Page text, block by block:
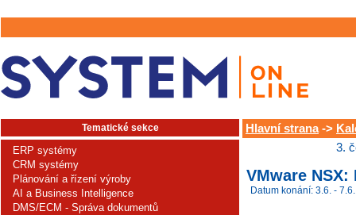
Tematické sekce
ERP systémy
CRM systémy
Plánování a řízení výroby
AI a Business Intelligence
DMS/ECM - Správa dokumentů
Hlavní strana->
3.
VMware
Datum konání: 3.6. - 7.6.